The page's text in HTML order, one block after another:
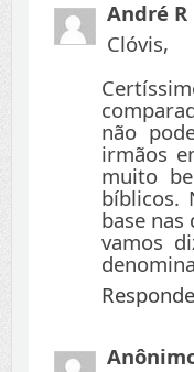
André R
Clóvis,
não
irmãos
muito
bíblicos.
base nas
vamos